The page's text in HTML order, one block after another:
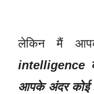
लेकिन मैं
intelligence
आपके अंदर